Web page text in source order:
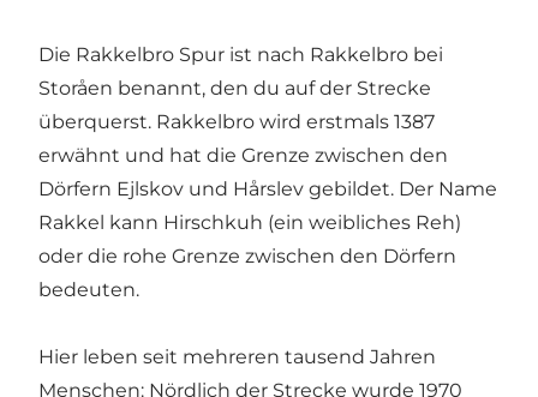
Die Rakkelbro Spur ist nach Rakkelbro bei
Storåen benannt, den du auf der Strecke
überquerst. Rakkelbro wird erstmals 1387
erwähnt und hat die Grenze zwischen den
Dörfern Ejlskov und Hårslev gebildet. Der Name
Rakkel kann Hirschkuh (ein weibliches Reh)
oder die rohe Grenze zwischen den Dörfern
bedeuten.
Hier leben seit mehreren tausend Jahren
Menschen: Nördlich der Strecke wurde 1970